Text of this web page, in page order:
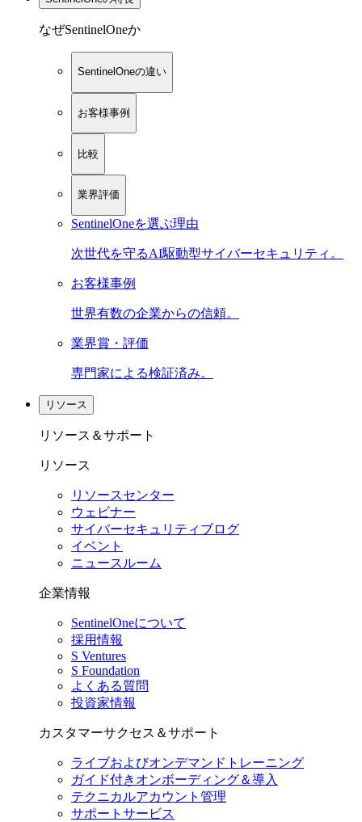
なぜSentinelOneか
SentinelOneの違い
お客様事例
比較
業界評価
SentinelOneを選ぶ理由
次世代を守るAI駆動型サイバーセキュリティ。
お客様事例
世界有数の企業からの信頼。
業界賞・評価
専門家による検証済み。
リソース
リソース＆サポート
リソース
リソースセンター
ウェビナー
サイバーセキュリティブログ
イベント
ニュースルーム
企業情報
SentinelOneについて
採用情報
S Ventures
S Foundation
よくある質問
投資家情報
カスタマーサクセス＆サポート
ライブおよびオンデマンドトレーニング
ガイド付きオンボーディング＆導入
テクニカルアカウント管理
サポートサービス